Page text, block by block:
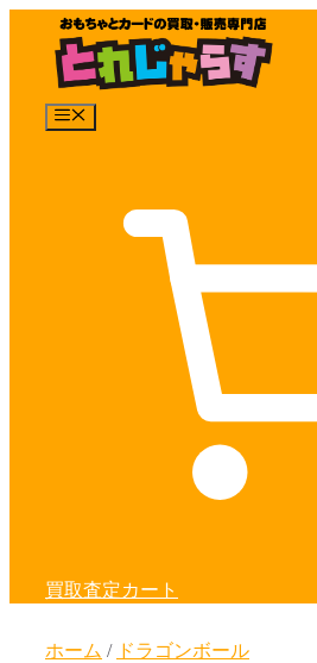
メ
ニ
買取査定カート
ホーム / ドラゴンボール